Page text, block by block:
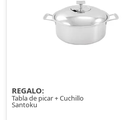
REGALO:
Tabla de picar + Cuchillo
Santoku